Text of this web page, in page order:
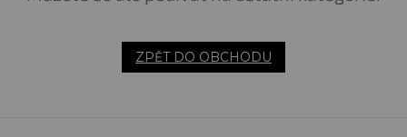
ZPĚT DO OBCHODU